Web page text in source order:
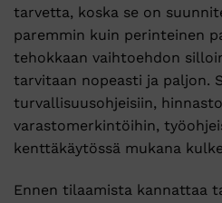
tarvetta, koska se on
paremmin kuin perinteinen
tehokkaan vaihtoehdon
tarvitaan nopeasti ja paljon.
turvallisuusohjeisiin,
varastomerkintöihin,
kenttäkäytössä mukana
Ennen tilaamista kannattaa